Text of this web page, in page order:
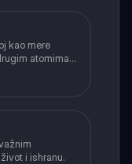
kao mere
atomima u
i ishranu.